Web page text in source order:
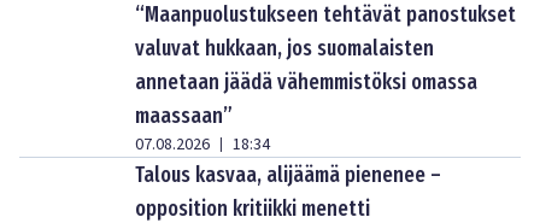
“Maanpuolustukseen tehtävät panostukset
valuvat hukkaan, jos suomalaisten
annetaan jäädä vähemmistöksi omassa
maassaan”
07.08.2026 | 18:34
Talous kasvaa, alijäämä pienenee –
opposition kritiikki menetti